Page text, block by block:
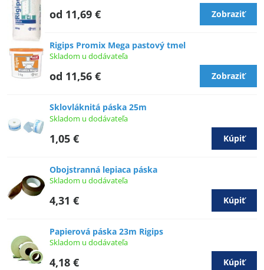
od 11,69 € Zobraziť
Rigips Promix Mega pastový tmel
Skladom u dodávateľa
od 11,56 € Zobraziť
Sklovláknitá páska 25m
Skladom u dodávateľa
1,05 € Kúpiť
Obojstranná lepiaca páska
Skladom u dodávateľa
4,31 € Kúpiť
Papierová páska 23m Rigips
Skladom u dodávateľa
4,18 € Kúpiť